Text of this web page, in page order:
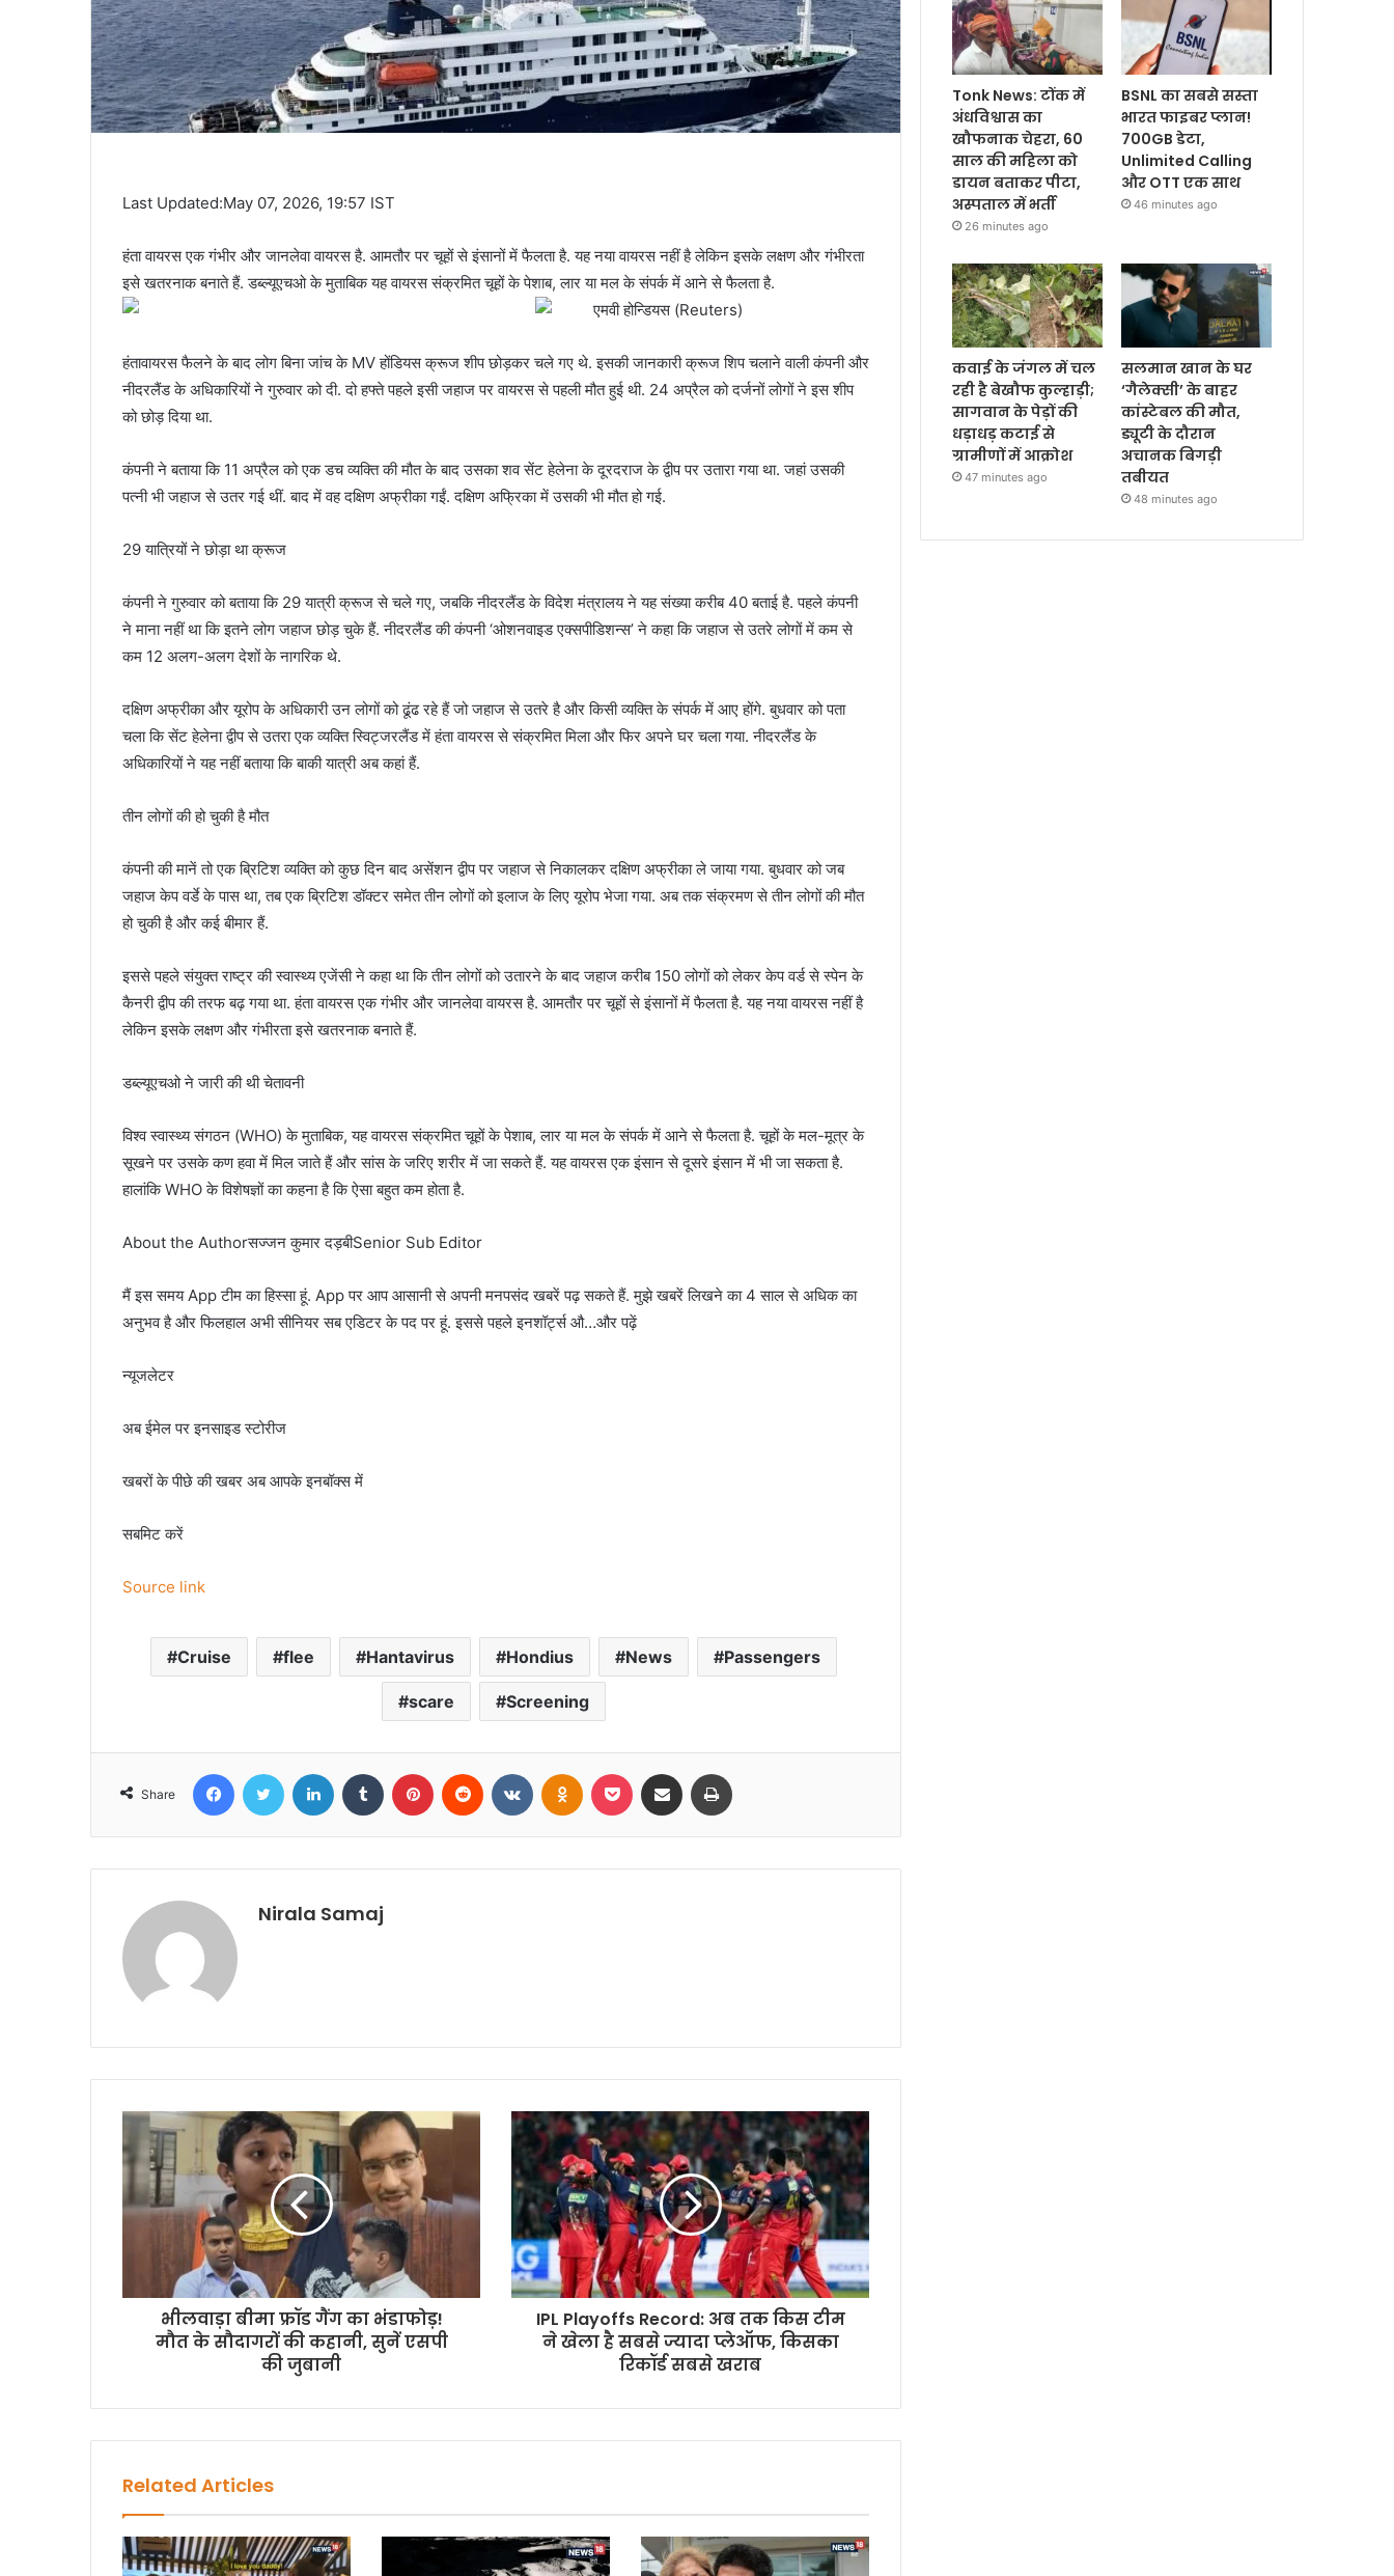
Last Updated:May 07, 2026, 19:57 IST
हंता वायरस एक गंभीर और जानलेवा वायरस है. आमतौर पर चूहों से इंसानों में फैलता है. यह नया वायरस नहीं है लेकिन इसके लक्षण और गंभीरता
इसे खतरनाक बनाते हैं. डब्ल्यूएचओ के मुताबिक यह वायरस संक्रमित चूहों के पेशाब, लार या मल के संपर्क में आने से फैलता है.
एमवी होन्डियस (Reuters)
हंतावायरस फैलने के बाद लोग बिना जांच के MV होंडियस क्रूज शीप छोड़कर चले गए थे. इसकी जानकारी क्रूज शिप चलाने वाली कंपनी और
नीदरलैंड के अधिकारियों ने गुरुवार को दी. दो हफ्ते पहले इसी जहाज पर वायरस से पहली मौत हुई थी. 24 अप्रैल को दर्जनों लोगों ने इस शीप
को छोड़ दिया था.
कंपनी ने बताया कि 11 अप्रैल को एक डच व्यक्ति की मौत के बाद उसका शव सेंट हेलेना के दूरदराज के द्वीप पर उतारा गया था. जहां उसकी
पत्नी भी जहाज से उतर गई थीं. बाद में वह दक्षिण अफ्रीका गईं. दक्षिण अफ्रिका में उसकी भी मौत हो गई.
29 यात्रियों ने छोड़ा था क्रूज
कंपनी ने गुरुवार को बताया कि 29 यात्री क्रूज से चले गए, जबकि नीदरलैंड के विदेश मंत्रालय ने यह संख्या करीब 40 बताई है. पहले कंपनी
ने माना नहीं था कि इतने लोग जहाज छोड़ चुके हैं. नीदरलैंड की कंपनी ‘ओशनवाइड एक्सपीडिशन्स’ ने कहा कि जहाज से उतरे लोगों में कम से
कम 12 अलग-अलग देशों के नागरिक थे.
दक्षिण अफ्रीका और यूरोप के अधिकारी उन लोगों को ढूंढ रहे हैं जो जहाज से उतरे है और किसी व्यक्ति के संपर्क में आए होंगे. बुधवार को पता
चला कि सेंट हेलेना द्वीप से उतरा एक व्यक्ति स्विट्जरलैंड में हंता वायरस से संक्रमित मिला और फिर अपने घर चला गया. नीदरलैंड के
अधिकारियों ने यह नहीं बताया कि बाकी यात्री अब कहां हैं.
तीन लोगों की हो चुकी है मौत
कंपनी की मानें तो एक ब्रिटिश व्यक्ति को कुछ दिन बाद असेंशन द्वीप पर जहाज से निकालकर दक्षिण अफ्रीका ले जाया गया. बुधवार को जब
जहाज केप वर्डे के पास था, तब एक ब्रिटिश डॉक्टर समेत तीन लोगों को इलाज के लिए यूरोप भेजा गया. अब तक संक्रमण से तीन लोगों की मौत
हो चुकी है और कई बीमार हैं.
इससे पहले संयुक्त राष्ट्र की स्वास्थ्य एजेंसी ने कहा था कि तीन लोगों को उतारने के बाद जहाज करीब 150 लोगों को लेकर केप वर्ड से स्पेन के
कैनरी द्वीप की तरफ बढ़ गया था. हंता वायरस एक गंभीर और जानलेवा वायरस है. आमतौर पर चूहों से इंसानों में फैलता है. यह नया वायरस नहीं है
लेकिन इसके लक्षण और गंभीरता इसे खतरनाक बनाते हैं.
डब्ल्यूएचओ ने जारी की थी चेतावनी
विश्व स्वास्थ्य संगठन (WHO) के मुताबिक, यह वायरस संक्रमित चूहों के पेशाब, लार या मल के संपर्क में आने से फैलता है. चूहों के मल-मूत्र के
सूखने पर उसके कण हवा में मिल जाते हैं और सांस के जरिए शरीर में जा सकते हैं. यह वायरस एक इंसान से दूसरे इंसान में भी जा सकता है.
हालांकि WHO के विशेषज्ञों का कहना है कि ऐसा बहुत कम होता है.
About the Authorसज्जन कुमार दड़बीSenior Sub Editor
मैं इस समय App टीम का हिस्सा हूं. App पर आप आसानी से अपनी मनपसंद खबरें पढ़ सकते हैं. मुझे खबरें लिखने का 4 साल से अधिक का
अनुभव है और फिलहाल अभी सीनियर सब एडिटर के पद पर हूं. इससे पहले इनशॉर्ट्स औ…और पढ़ें
न्यूजलेटर
अब ईमेल पर इनसाइड स्‍टोर‍ीज
खबरों के पीछे की खबर अब आपके इनबॉक्‍स में
सबमिट करें
Source link
Cruise flee Hantavirus Hondius News Passengers
scare Screening
Share
FacebookTwitter LinkedIn Tumblr Pinterest Reddit VKontakteOdnoklassniki
Pocket Share via Email
Nirala Samaj
भीलवाड़ा बीमा फ्रॉड गैंग का भंडाफोड़!
मौत के सौदागरों की कहानी, सुनें एसपी
की जुबानी
IPL Playoffs Record: अब तक किस टीम
ने खेला है सबसे ज्यादा प्लेऑफ, किसका
रिकॉर्ड सबसे खराब
Related Articles
Tonk News: टोंक में
अंधविश्वास का
खौफनाक चेहरा, 60
साल की महिला को
डायन बताकर पीटा,
अस्पताल में भर्ती
26 minutes ago
BSNL का सबसे सस्ता
भारत फाइबर प्लान!
700GB डेटा,
Unlimited Calling
और OTT एक साथ
46 minutes ago
कवाई के जंगल में चल
रही है बेखौफ कुल्हाड़ी;
सागवान के पेड़ों की
धड़ाधड़ कटाई से
ग्रामीणों में आक्रोश
47 minutes ago
सलमान खान के घर
‘गैलेक्सी’ के बाहर
कांस्टेबल की मौत,
ड्यूटी के दौरान
अचानक बिगड़ी
तबीयत
48 minutes ago